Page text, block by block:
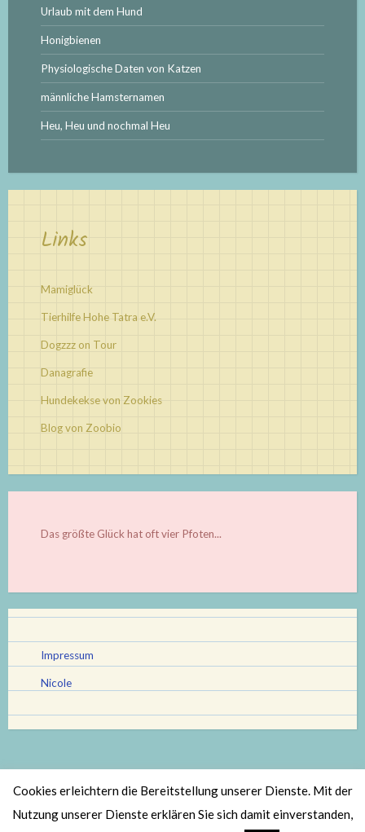
Urlaub mit dem Hund
Honigbienen
Physiologische Daten von Katzen
männliche Hamsternamen
Heu, Heu und nochmal Heu
Links
Mamiglück
Tierhilfe Hohe Tatra e.V.
Dogzzz on Tour
Danagrafie
Hundekekse von Zookies
Blog von Zoobio
Das größte Glück hat oft vier Pfoten...
Impressum
Nicole
Stolz bereitgestellt von WordPress |
Theme: Scratchpad von
Cookies erleichtern die Bereitstellung unserer Dienste. Mit der
Nutzung unserer Dienste erklären Sie sich damit einverstanden,